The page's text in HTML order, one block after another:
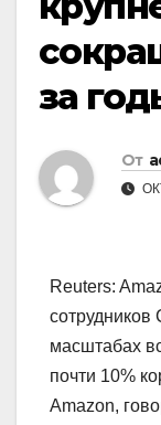
за
От
Reuters:
масштабах
почти 10%
Amazon,